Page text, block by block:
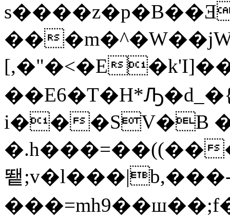
��
[,�"�<�E
i���SV�B
�.h���=��((��
뙡